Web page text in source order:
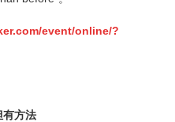
event/online/?
有方法